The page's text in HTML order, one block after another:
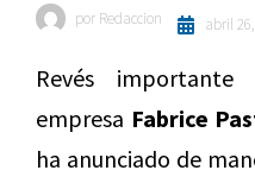
por Redaccion abril
Revés
empresa Fabrice
ha anunciado de